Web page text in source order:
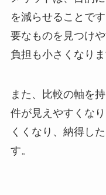
を減らせることで
要なものを見つけ
負担も小さくなりま
また、比較の軸を
件が見えやすくな
くくなり、納得し
す。